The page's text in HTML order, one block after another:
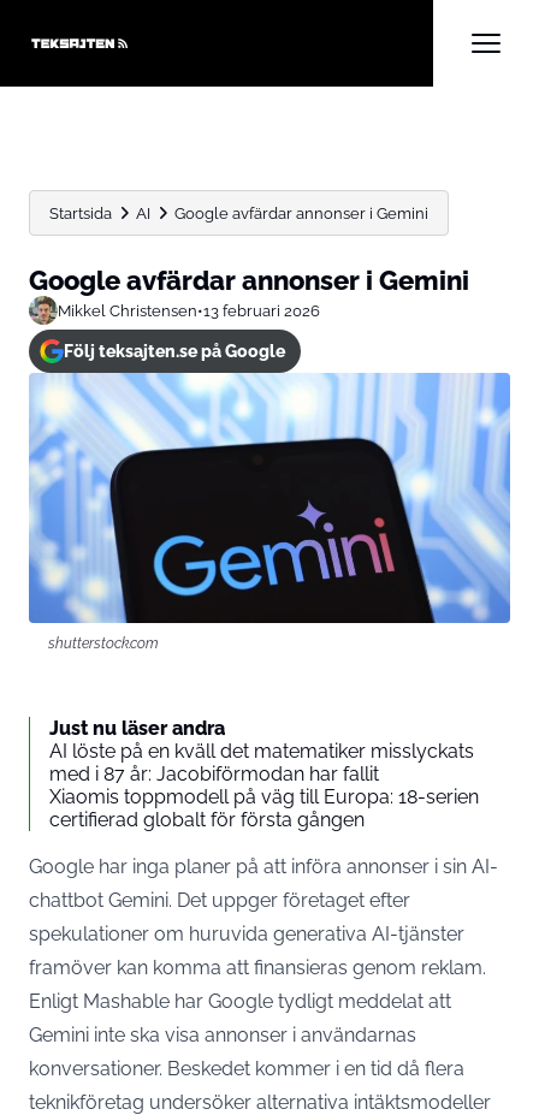
Startsida AI Google avfärdar annonser i Gemini
Google avfärdar annonser i Gemini
Mikkel Christensen•13 februari 2026
Följ teksajten.se på Google
shutterstock.com
Just nu läser andra
AI löste på en kväll det matematiker misslyckats
med i 87 år: Jacobiförmodan har fallit
Xiaomis toppmodell på väg till Europa: 18-serien
certifierad globalt för första gången
Google har inga planer på att införa annonser i sin AI-
chattbot Gemini. Det uppger företaget efter
spekulationer om huruvida generativa AI-tjänster
framöver kan komma att finansieras genom reklam.
Enligt Mashable har Google tydligt meddelat att
Gemini inte ska visa annonser i användarnas
konversationer. Beskedet kommer i en tid då flera
teknikföretag undersöker alternativa intäktsmodeller